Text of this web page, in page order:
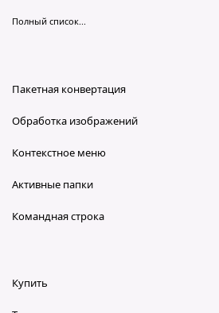
Полный список...
Пакетная конвертация
Обработка изображений
Контекстное меню
Активные папки
Командная строка
Купить